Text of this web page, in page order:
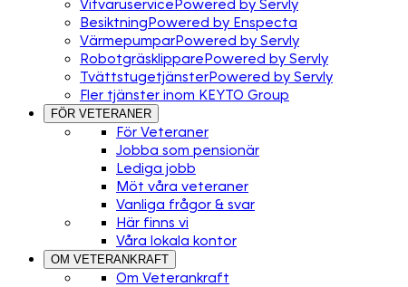
VitvaruservicePowered by Servly
BesiktningPowered by Enspecta
VärmepumparPowered by Servly
RobotgräsklipparePowered by Servly
TvättstugetjänsterPowered by Servly
Fler tjänster inom KEYTO Group
FÖR VETERANER
För Veteraner
Jobba som pensionär
Lediga jobb
Möt våra veteraner
Vanliga frågor & svar
Här finns vi
Våra lokala kontor
OM VETERANKRAFT
Om Veterankraft